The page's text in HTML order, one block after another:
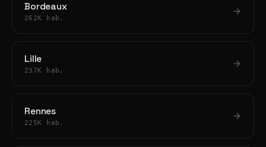
Bordeaux
262K hab.
Lille
237K hab.
Rennes
225K hab.